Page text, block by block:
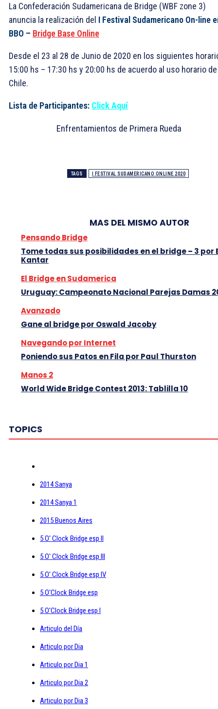
La Confederación Sudamericana de Bridge (WBF zone 3)
anuncia la realización del I Festival Sudamericano On-line
BBO – Bridge Base Online
Desde el 23 al 28 de Junio de 2020 en los siguientes
15:00 hs – 17:30 hs y 20:00 hs de acuerdo al uso horario de
Chile.
Lista de Participantes: Click Aquí
Enfrentamientos de Primera Rueda
TAGS I FESTIVAL SUDAMERICANO ONLINE 2020
MAS DEL MISMO AUTOR
Pensando Bridge
Tome todas sus posibilidades en el bridge – 3 por
Kantar
El Bridge en Sudamerica
Uruguay: Campeonato Nacional Parejas Damas
Avanzado
Gane al bridge por Oswald Jacoby
Navegando por Internet
Poniendo sus Patos en Fila por Paul Thurston
Manos 2
World Wide Bridge Contest 2013: Tablilla 10
TOPICS
2014 Sanya
2014 Sanya 1
2015 Buenos Aires
5 O' Clock Bridge esp II
5 O' Clock Bridge esp III
5 O' Clock Bridge esp IV
5 O'Clock Bridge esp
5 O'Clock Bridge esp I
Articulo del Día
Articulo por Dia
Articulo por Dia 1
Articulo por Dia 2
Articulo por Dia 3